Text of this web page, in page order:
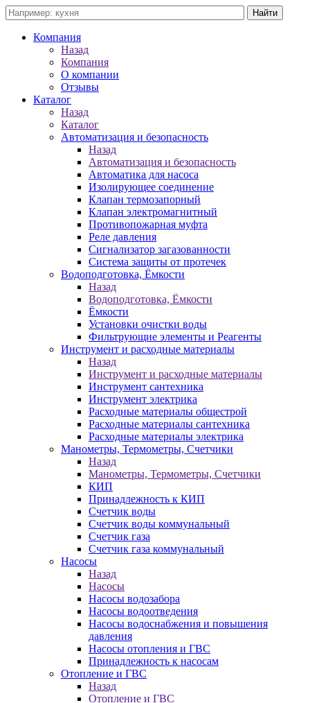
Компания
Назад
Компания
О компании
Отзывы
Каталог
Назад
Каталог
Автоматизация и безопасность
Назад
Автоматизация и безопасность
Автоматика для насоса
Изолирующее соединение
Клапан термозапорный
Клапан электромагнитный
Противопожарная муфта
Реле давления
Сигнализатор загазованности
Система защиты от протечек
Водоподготовка, Ёмкости
Назад
Водоподготовка, Ёмкости
Ёмкости
Установки очистки воды
Фильтрующие элементы и Реагенты
Инструмент и расходные материалы
Назад
Инструмент и расходные материалы
Инструмент сантехника
Инструмент электрика
Расходные материалы общестрой
Расходные материалы сантехника
Расходные материалы электрика
Манометры, Термометры, Счетчики
Назад
Манометры, Термометры, Счетчики
КИП
Принадлежность к КИП
Счетчик воды
Счетчик воды коммунальный
Счетчик газа
Счетчик газа коммунальный
Насосы
Назад
Насосы
Насосы водозабора
Насосы водоотведения
Насосы водоснабжения и повышения
давления
Насосы отопления и ГВС
Принадлежность к насосам
Отопление и ГВС
Назад
Отопление и ГВС